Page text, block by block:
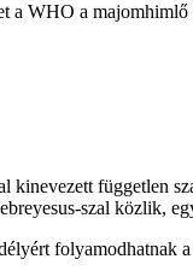
a WHO a majomhimlő
független
szal közlik,
folyamodhatnak